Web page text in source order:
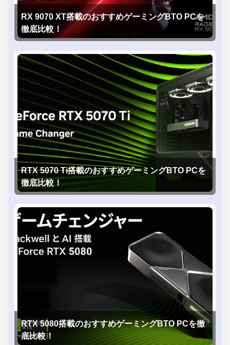
RX 9070 XT搭載のおすすめゲーミングBTO PCを
徹底比較！
RTX 5070 Ti搭載のおすすめゲーミングBTO PCを
徹底比較！
RTX 5080搭載のおすすめゲーミングBTO PCを徹
底比較！